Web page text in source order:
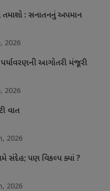
તમાશો : સનાતનનું અપમાન
2026
પર્યાવરણની આગોતરી મંજૂરી
2026
વાત
2026
સંદેહ; પણ વિકલ્પ ક્યાં ?
2026